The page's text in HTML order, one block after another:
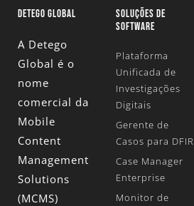
DETEGO GLOBAL
A Detego
Global é o
nome
comercial da
Mobile
Content
Management
Solutions
(MCMS)
SOLUÇÕES DE
SOFTWARE
Plataforma
Unificada de
Investigações
Digitais
Gerente de
Casos para DFIR
Case Manager
Enterprise
Monitor de